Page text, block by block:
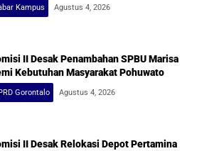
Kampus Agustus 4, 2026
II Desak Penambahan SPBU Marisa
Kebutuhan Masyarakat Pohuwato
Gorontalo Agustus 4, 2026
II Desak Relokasi Depot Pertamina